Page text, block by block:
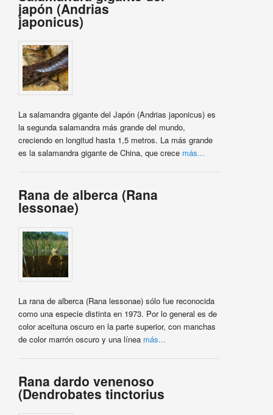
japón (Andrias
japonicus)
La salamandra gigante del Japón (Andrias japonicus) es
la segunda salamandra más grande del mundo,
creciendo en longitud hasta 1,5 metros. La más grande
es la salamandra gigante de China, que crece más...
Rana de alberca (Rana
lessonae)
La rana de alberca (Rana lessonae) sólo fue reconocida
como una especie distinta en 1973. Por lo general es de
color aceituna oscuro en la parte superior, con manchas
de color marrón oscuro y una línea más...
Rana dardo venenoso
(Dendrobates tinctorius